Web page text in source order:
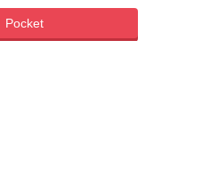
Pocket